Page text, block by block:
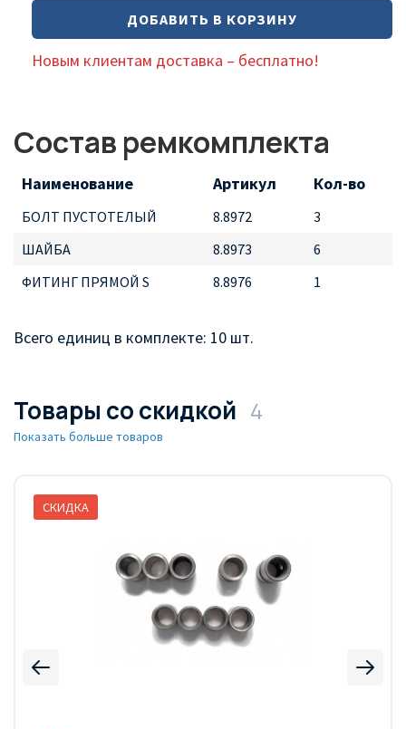
ДОБАВИТЬ В КОРЗИНУ
Новым клиентам доставка – бесплатно!
Состав ремкомплекта
Наименование Артикул Кол-во
БОЛТ ПУСТОТЕЛЫЙ 8.8972
3
ШАЙБА
8.8973
6
ФИТИНГ ПРЯМОЙ S
8.8976 1
Всего единиц в комплекте: 10 шт.
Товары со скидкой 4
Показать больше товаров
СКИДКА